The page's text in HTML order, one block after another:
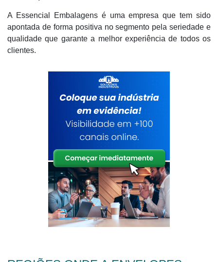
A Essencial Embalagens é uma empresa que tem sido
apontada de forma positiva no segmento pela seriedade e
qualidade que garante a melhor experiência de todos os
clientes.